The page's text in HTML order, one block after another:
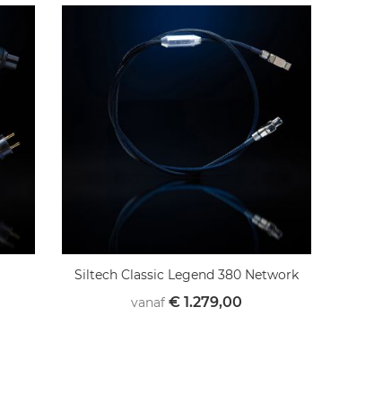
Siltech Classic Legend 380 Network
vanaf € 1.279,00